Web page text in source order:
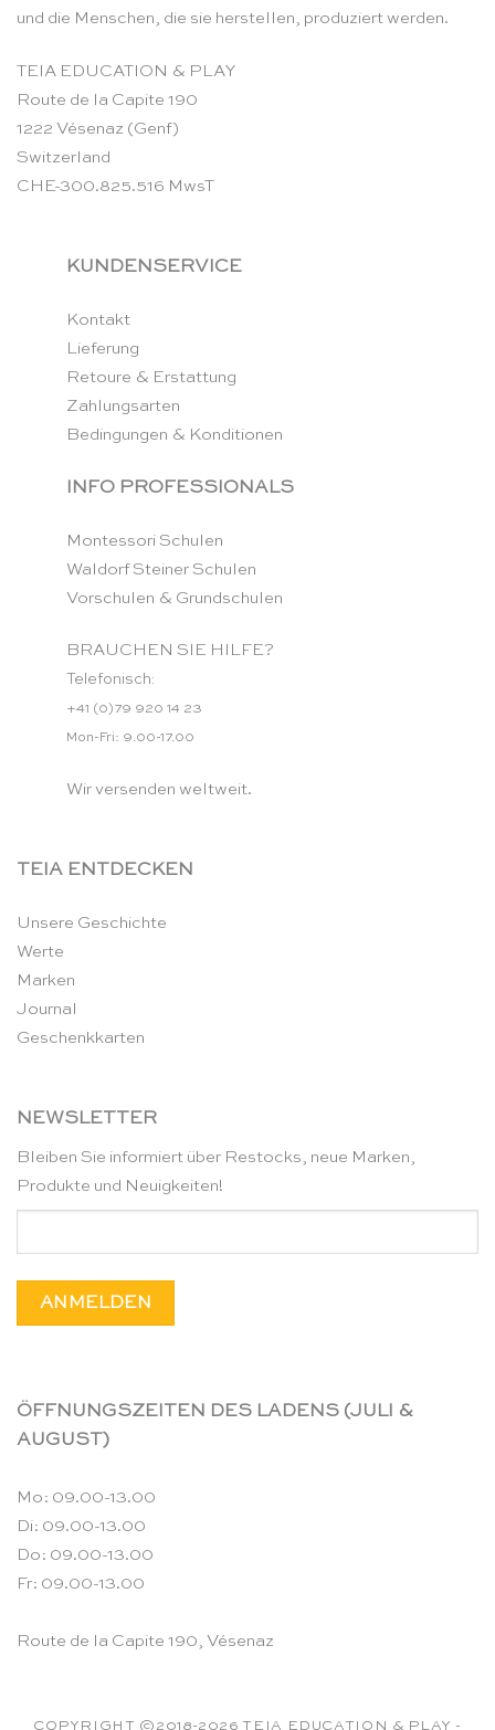
und die Menschen, die sie herstellen, produziert werden.
TEIA EDUCATION & PLAY
Route de la Capite 190
1222 Vésenaz (Genf)
Switzerland
CHE-300.825.516 MwsT
KUNDENSERVICE
Kontakt
Lieferung
Retoure & Erstattung
Zahlungsarten
Bedingungen & Konditionen
INFO PROFESSIONALS
Montessori Schulen
Waldorf Steiner Schulen
Vorschulen & Grundschulen
BRAUCHEN SIE HILFE?
Telefonisch:
+41 (0)79 920 14 23
Mon-Fri: 9.00-17.00
Wir versenden weltweit.
TEIA ENTDECKEN
Unsere Geschichte
Werte
Marken
Journal
Geschenkkarten
NEWSLETTER
Bleiben Sie informiert über Restocks, neue Marken,
Produkte und Neuigkeiten!
ÖFFNUNGSZEITEN DES LADENS (JULI &
AUGUST)
Mo: 09.00-13.00
Di: 09.00-13.00
Do: 09.00-13.00
Fr: 09.00-13.00
Route de la Capite 190, Vésenaz
COPYRIGHT ©2018-2026 TEIA EDUCATION & PLAY -